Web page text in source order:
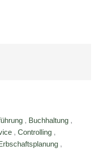
, Buchhaltung ,
, Controlling ,
,